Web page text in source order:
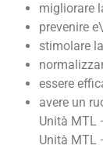
migliorare
prevenire
stimolare
essere
avere un
Unità MTL
Unità MTL